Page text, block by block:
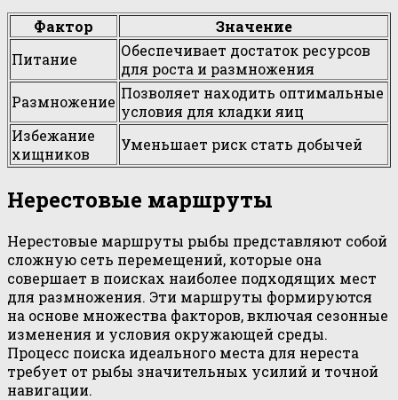
Фактор
Значение
Питание
Обеспечивает достаток ресурсов
для роста и размножения
Размножение Позволяет находить оптимальные
условия для кладки яиц
Избежание
хищников
Уменьшает риск стать добычей
Нерестовые маршруты
Нерестовые маршруты рыбы представляют собой
сложную сеть перемещений, которые она
совершает в поисках наиболее подходящих мест
для размножения. Эти маршруты формируются
на основе множества факторов, включая сезонные
изменения и условия окружающей среды.
Процесс поиска идеального места для нереста
требует от рыбы значительных усилий и точной
навигации.